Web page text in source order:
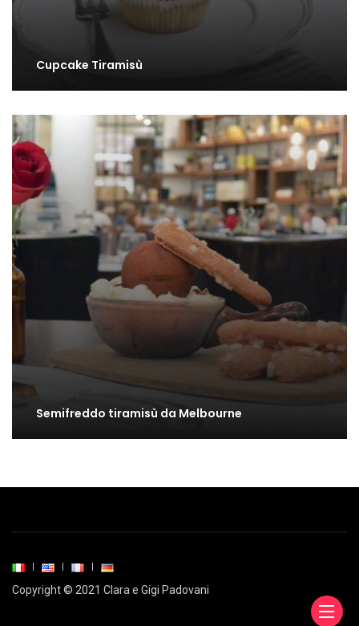
Cupcake Tiramisù
Semifreddo tiramisù da Melbourne
Copyright © 2021 Clara e Gigi Padovani